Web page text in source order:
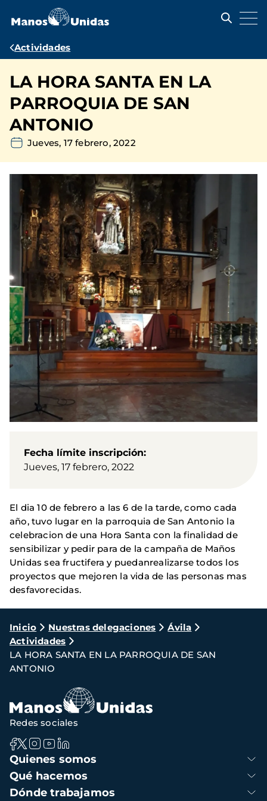
contenido
Ruta
navegación
Actividades
LA HORA SANTA EN LA
PARROQUIA DE SAN
ANTONIO
Jueves, 17 febrero, 2022
Fecha límite inscripción
Jueves, 17 febrero, 2022
El dia 10 de febrero a las 6 de la tarde, como cada
año, tuvo lugar en la parroquia de San Antonio la
celebracion de una Hora Santa con la finalidad de
sensibilizar y pedir para de la campaña de Maños
Unidas sea fructifera y puedanrealizarse todos los
proyectos que mejoren la vida de las personas mas
desfavorecidas.
Ruta
de
navegación
Inicio Nuestras delegaciones
Ávila
Actividades
LA HORA SANTA EN LA PARROQUIA DE SAN
ANTONIO
Navegación
principal
Quienes somos
Qué hacemos
Dónde trabajamos
Redes sociales